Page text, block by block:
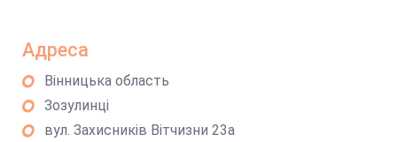
Адреса
Вінницька область
Зозулинці
вул. Захисників Вітчизни 23а